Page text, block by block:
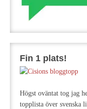
Fin 1 plats!
Högst oväntat tog jag
topplista över svenska